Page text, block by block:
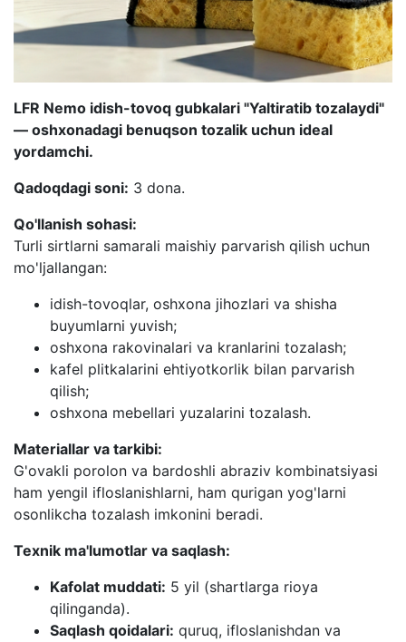
LFR Nemo idish-tovoq gubkalari "Yaltiratib tozalaydi"
— oshxonadagi benuqson tozalik uchun ideal
yordamchi.
Qadoqdagi soni: 3 dona.
Qo'llanish sohasi:
Turli sirtlarni samarali maishiy parvarish qilish uchun
mo'ljallangan:
idish-tovoqlar, oshxona jihozlari va shisha
buyumlarni yuvish;
oshxona rakovinalari va kranlarini tozalash;
kafel plitkalarini ehtiyotkorlik bilan parvarish
qilish;
oshxona mebellari yuzalarini tozalash.
Materiallar va tarkibi:
G'ovakli porolon va bardoshli abraziv kombinatsiyasi
ham yengil ifloslanishlarni, ham qurigan yog'larni
osonlikcha tozalash imkonini beradi.
Texnik ma'lumotlar va saqlash:
Kafolat muddati: 5 yil (shartlarga rioya
qilinganda).
Saqlash qoidalari: quruq, ifloslanishdan va